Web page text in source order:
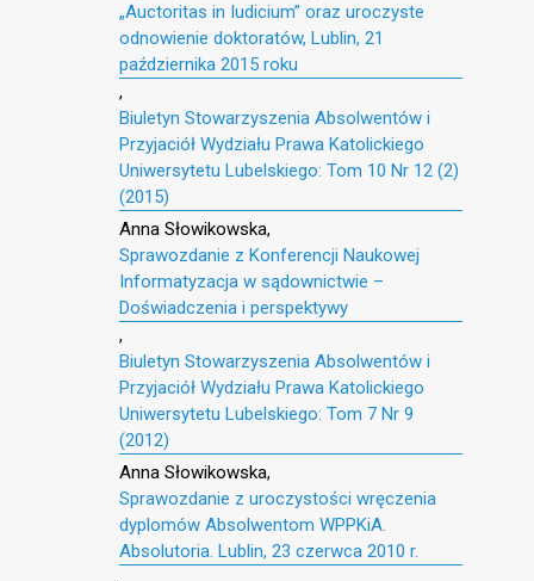
„Auctoritas in Iudicium” oraz uroczyste
odnowienie doktoratów, Lublin, 21
października 2015 roku
,
Biuletyn Stowarzyszenia Absolwentów i
Przyjaciół Wydziału Prawa Katolickiego
Uniwersytetu Lubelskiego: Tom 10 Nr 12 (2)
(2015)
Anna Słowikowska,
Sprawozdanie z Konferencji Naukowej
Informatyzacja w sądownictwie –
Doświadczenia i perspektywy
,
Biuletyn Stowarzyszenia Absolwentów i
Przyjaciół Wydziału Prawa Katolickiego
Uniwersytetu Lubelskiego: Tom 7 Nr 9
(2012)
Anna Słowikowska,
Sprawozdanie z uroczystości wręczenia
dyplomów Absolwentom WPPKiA.
Absolutoria. Lublin, 23 czerwca 2010 r.